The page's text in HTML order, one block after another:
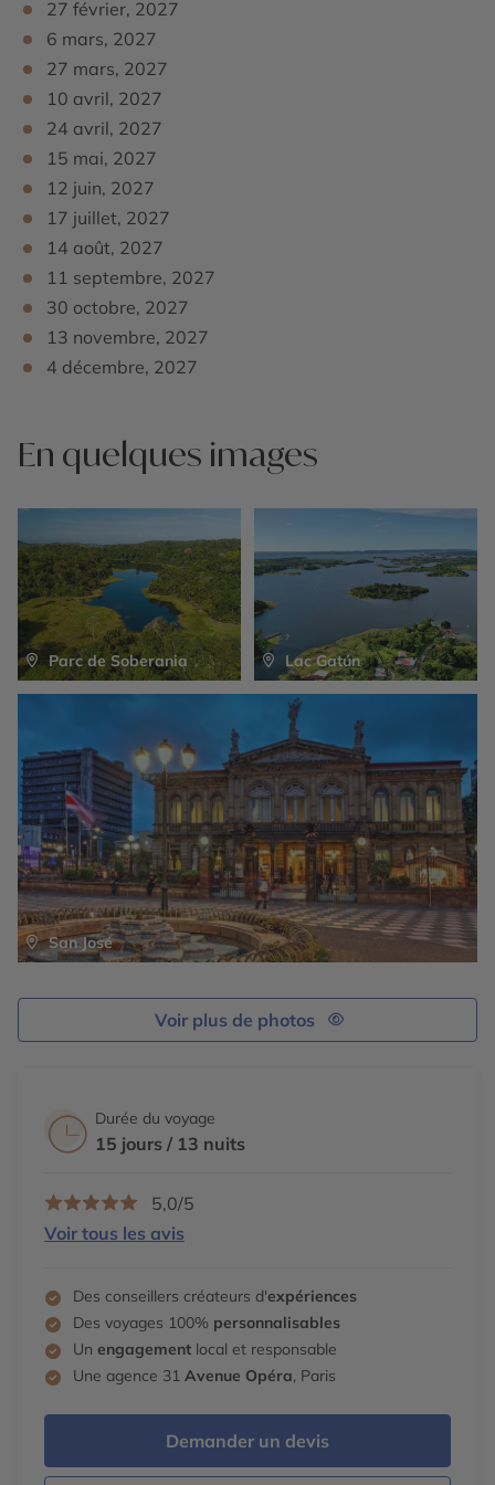
navires qui franchissent le canal. Retour à Panama.
Dîner libreet nuit à l’hôtel.
27 février, 2027
6 mars, 2027
27 mars, 2027
10 avril, 2027
24 avril, 2027
15 mai, 2027
12 juin, 2027
17 juillet, 2027
14 août, 2027
11 septembre, 2027
30 octobre, 2027
13 novembre, 2027
4 décembre, 2027
En quelques images
San José
Parc de Soberania Lac Gatún
Voir plus de photos
Durée du voyage
15 jours / 13 nuits
5,0/5
Voir tous les avis
Des conseillers créateurs d'expériences
Des voyages 100% personnalisables
Un engagement local et responsable
Une agence 31 Avenue Opéra, Paris
Demander un devis